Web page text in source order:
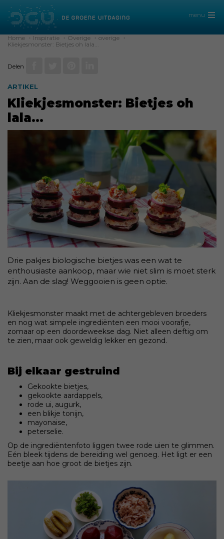
menu
Home Inspiratie Overige overige
Kliekjesmonster: Bietjes oh lala...
Delen
ARTIKEL
Kliekjesmonster: Bietjes oh
lala...
Drie pakjes biologische bietjes was een wat te
enthousiaste aankoop, maar wie niet slim is moet sterk
zijn. Aan de slag! Weggooien is geen optie.
Kliekjesmonster maakt met de achtergebleven broeders
en nog wat simpele ingrediënten een mooi voorafje,
zomaar op een doordeweekse dag. Niet alleen deftig om
te zien, maar ook geweldig lekker en gezond.
Bij elkaar gestruind
Gekookte bietjes,
gekookte aardappels,
rode ui, augurk,
een blikje tonijn,
mayonaise,
peterselie.
Op de ingrediëntenfoto liggen twee rode uien te glimmen.
Eén bleek tijdens de bereiding wel genoeg. Het ligt er een
beetje aan hoe groot de bietjes zijn.